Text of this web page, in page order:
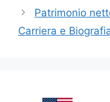
Patrimonio
Carriera e